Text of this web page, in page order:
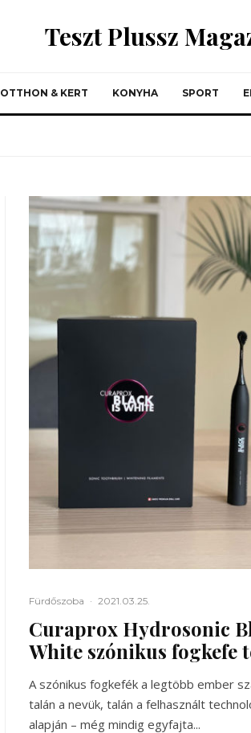
Teszt Plussz
OTTHON & KERT KONYHA SPORT
Fürdőszoba · 2021.03.25.
Curaprox Hydrosonic
White szónikus fogkefe
A szónikus fogkefék a legtöbb ember
talán a nevük, talán a felhasznált
alapján – még mindig egyfajta...